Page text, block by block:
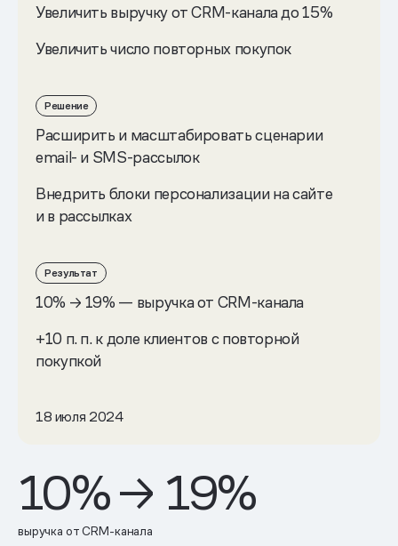
Увеличить выручку от CRM-канала до 15%
Увеличить число повторных покупок
Решение
Расширить и масштабировать сценарии
email- и SMS-рассылок
Внедрить блоки персонализации на сайте
и в рассылках
Результат
10% → 19% — выручка от CRM-канала
+10 п. п. к доле клиентов с повторной
покупкой
18 июля 2024
10% → 19%
выручка от CRM-канала